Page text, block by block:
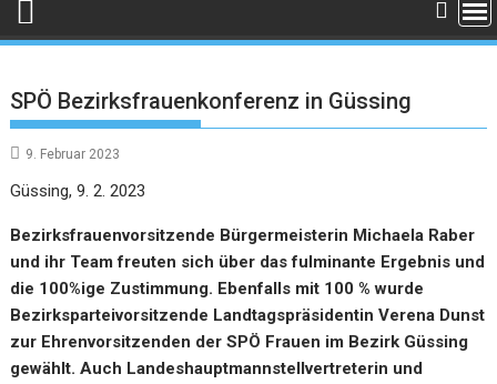
SPÖ Bezirksfrauenkonferenz in Güssing
9. Februar 2023
Güssing, 9. 2. 2023
Bezirksfrauenvorsitzende Bürgermeisterin Michaela Raber
und ihr Team freuten sich über das fulminante Ergebnis und
die 100%ige Zustimmung. Ebenfalls mit 100 % wurde
Bezirksparteivorsitzende Landtagspräsidentin Verena Dunst
zur Ehrenvorsitzenden der SPÖ Frauen im Bezirk Güssing
gewählt. Auch Landeshauptmannstellvertreterin und